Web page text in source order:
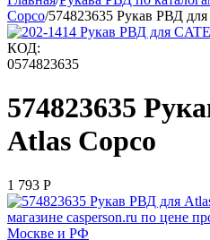
Copco/574823635 Рукав РВД
КОД:
0574823635
574823635
Atlas Copco
1 793 Р